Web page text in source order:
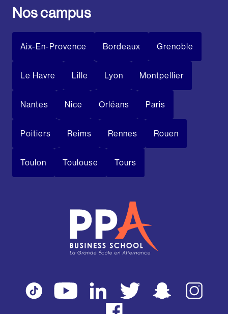
Nos campus
Aix-En-Provence Bordeaux Grenoble
Le Havre Lille Lyon Montpellier
Nantes Nice Orléans Paris
Poitiers Reims Rennes Rouen
Toulon Toulouse Tours